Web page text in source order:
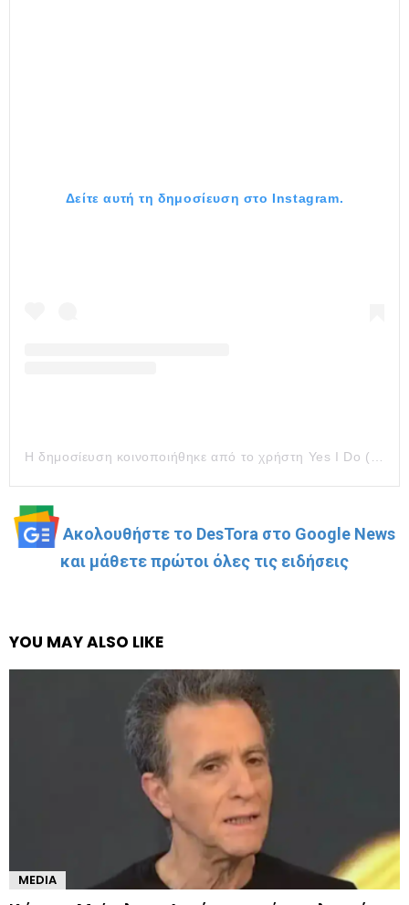
Δείτε αυτή τη δημοσίευση στο Instagram.
Ακολουθήστε το DesTora στο Google News
και μάθετε πρώτοι όλες τις ειδήσεις
YOU MAY ALSO LIKE
MEDIA